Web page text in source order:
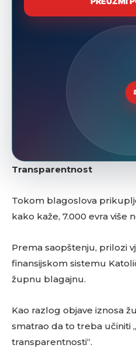
Transparentnost
Tokom blagoslova
kako kaže, 7.000 evra više
Prema saopštenju, prilozi
finansijskom sistemu
župnu blagajnu.
Kao razlog objave iznosa
smatrao da to treba učiniti
transparentnosti“.